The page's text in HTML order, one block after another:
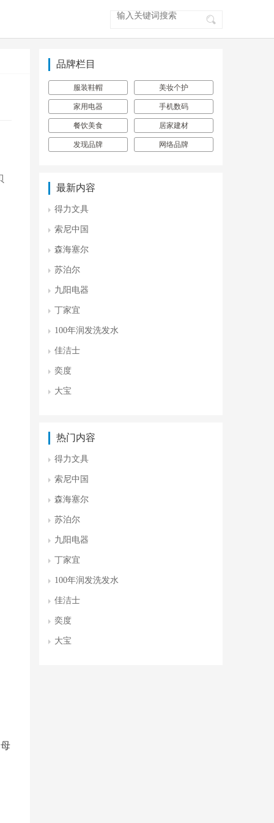
品牌栏目
服装鞋帽 美妆个护
家用电器 手机数码
餐饮美食 居家建材
发现品牌 网络品牌
最新内容
得力文具
索尼中国
森海塞尔
苏泊尔
九阳电器
丁家宜
100年润发洗发水
佳洁士
奕度
大宝
热门内容
得力文具
索尼中国
森海塞尔
苏泊尔
九阳电器
丁家宜
100年润发洗发水
佳洁士
奕度
大宝